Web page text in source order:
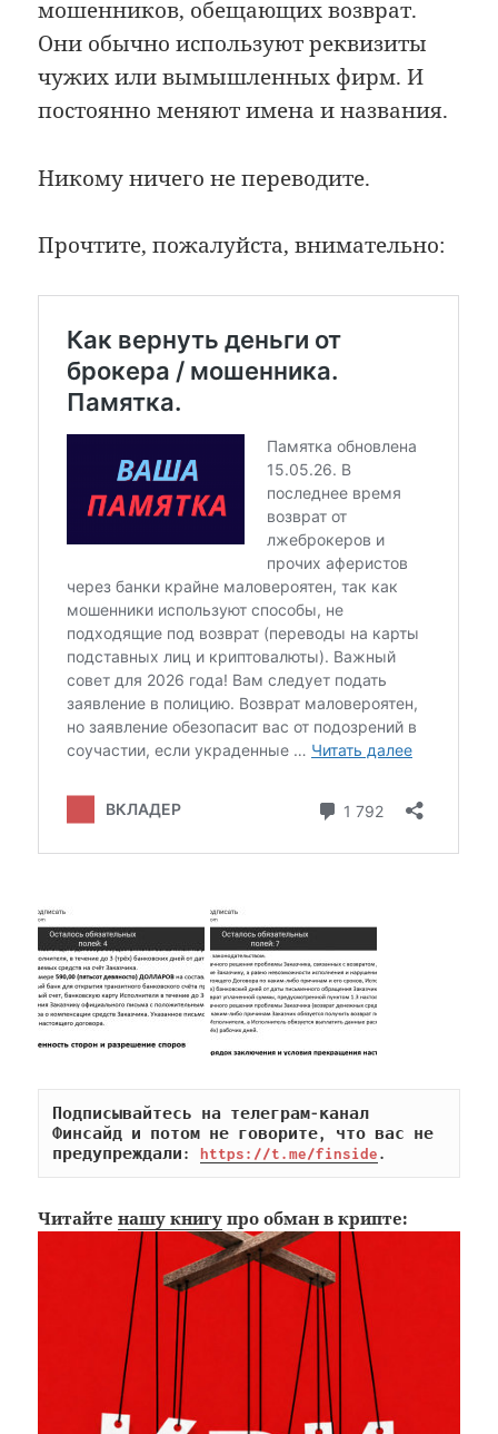
мошенников, обещающих возврат.
Они обычно используют реквизиты
чужих или вымышленных фирм. И
постоянно меняют имена и названия.
Никому ничего не переводите.
Прочтите, пожалуйста, внимательно:
Подписывайтесь на телеграм-канал
Финсайд и потом не говорите, что вас не
предупреждали: https://t.me/finside.
Читайтенашу книгу про обман в крипте: